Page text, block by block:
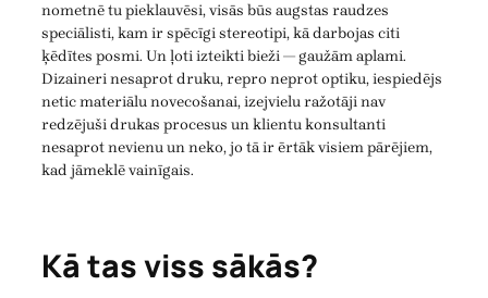
nometnē tu pieklauvēsi, visās būs augstas raudzes
speciālisti, kam ir spēcīgi stereotipi, kā darbojas citi
ķēdītes posmi. Un ļoti izteikti bieži — gaužām aplami.
Dizaineri nesaprot druku, repro neprot optiku, iespiedējs
netic materiālu novecošanai, izejvielu ražotāji nav
redzējuši drukas procesus un klientu konsultanti
nesaprot nevienu un neko, jo tā ir ērtāk visiem pārējiem,
kad jāmeklē vainīgais.
Kā tas viss sākās?